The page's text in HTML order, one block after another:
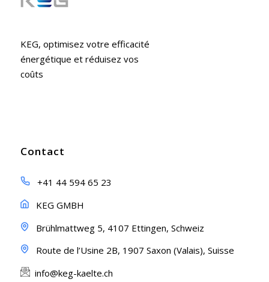
KEG, optimisez votre efficacité
énergétique et réduisez vos
coûts
Contact
+41 44 594 65 23
KEG GMBH
Brühlmattweg 5, 4107 Ettingen, Schweiz
Route de l’Usine 2B, 1907 Saxon (Valais), Suisse
info@keg-kaelte.ch